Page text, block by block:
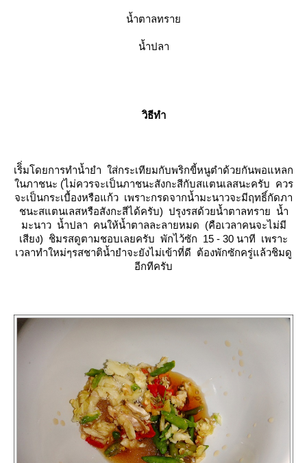
น้ำตาลทรา
น้ำปลา
วิธีทำ
เริิ่มโดยการทำน้ำยำ ใส่กระเทียมกับพริกขี้หนูตำด้วยกันพอแหลก
นภาชนะ (ไม่ควรจะเป็นภาชนะสังกะสีกับสแตนเลสนะครับ ควร
จะเป็นกระเบื้องหรือแก้ว เพราะกรดจากน้ำมะนาวจะมีฤทธิ์กัดภา
ชนะสแตนเลสหรือสังกะสีได้ครับ) ปรุงรสด้วยน้ำตาลทราย น้ำ
มะนาว น้ำปลา คนให้น้ำตาลละลายหมด (คือเวลาคนจะไม่มี
เสียง) ชิมรสดูตามชอบเลยครับ พักไว้ซัก 15 - 30 นาที เพราะ
เวลาทำใหม่ๆรสชาติน้ำยำจะยังไม่เข้าที่ดี ต้องพักซักครู่แล้วชิมดู
อีกทีครับ